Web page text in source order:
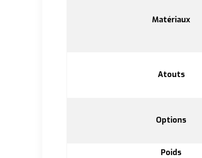
Matériaux
Atouts
Options
Poids